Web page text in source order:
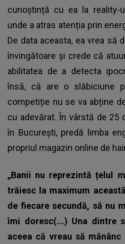
cunoștință cu ea la reality-
unde a atras atenția prin
De data aceasta, ea vrea să
învingătoare și crede că
abilitatea de a detecta
însă, că are o slăbiciune
competiție nu se va abține
cu adevărat. În vârstă de 25
în București, predă limba
propriul magazin online de
„Banii nu reprezintă țelul
trăiesc la maximum
de fiecare secundă, să nu
îmi doresc(...) Una dintre
aceea că vreau să